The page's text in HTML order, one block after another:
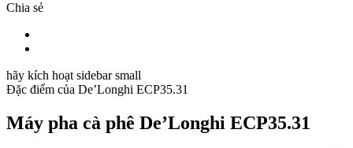
Chia sẻ
hãy kích hoạt sidebar small
Đặc điểm của De’Longhi ECP35.31
Máy pha cà phê De’Longhi ECP35.31